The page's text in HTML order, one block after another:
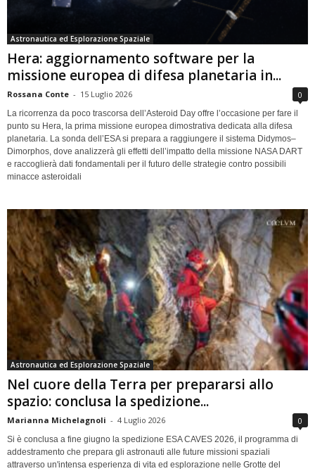
Astronautica ed Esplorazione Spaziale
Hera: aggiornamento software per la
missione europea di difesa planetaria in...
Rossana Conte - 15 Luglio 2026 0
La ricorrenza da poco trascorsa dell’Asteroid Day offre l’occasione per fare il
punto su Hera, la prima missione europea dimostrativa dedicata alla difesa
planetaria. La sonda dell’ESA si prepara a raggiungere il sistema Didymos–
Dimorphos, dove analizzerà gli effetti dell’impatto della missione NASA DART
e raccoglierà dati fondamentali per il futuro delle strategie contro possibili
minacce asteroidali
Astronautica ed Esplorazione Spaziale
Nel cuore della Terra per prepararsi allo
spazio: conclusa la spedizione...
Marianna Michelagnoli - 4 Luglio 2026 0
Si è conclusa a fine giugno la spedizione ESA CAVES 2026, il programma di
addestramento che prepara gli astronauti alle future missioni spaziali
attraverso un'intensa esperienza di vita ed esplorazione nelle Grotte del